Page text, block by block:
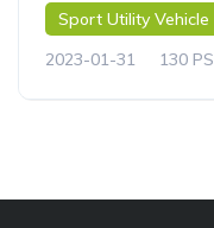
Sport Utility Vehicle
2023-01-31
130 PS